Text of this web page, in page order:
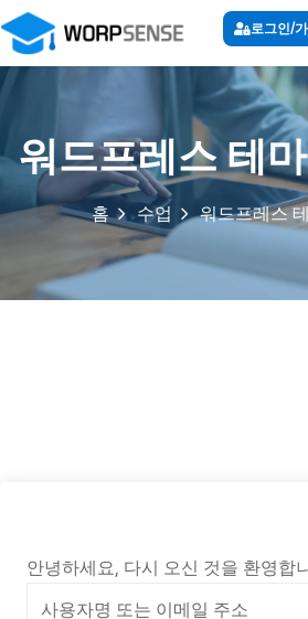
로그인/
워드프레스 테
홈 수업 워드프레스
안녕하세요, 다시 오신 것을 환영합